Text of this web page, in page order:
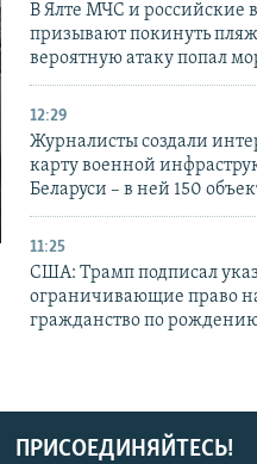
В Ялте МЧС и российские
призывают покинуть
вероятную атаку попал
12:29
Журналисты создали
карту военной
Беларуси – в ней 150
11:25
США: Трамп подписал
ограничивающие право
гражданство по
ПРИСОЕДИНЯЙТЕСЬ!